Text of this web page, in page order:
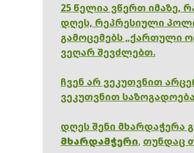
25 წელია ვწერთ იმაზე,
დღეს, რეპრესიული
გამოცემებს „ქართული
ვეღარ შევძლებთ.
ჩვენ არ ვეკუთვნით
ვეკუთვნით
დღეს შენი მხარდაჭერა
მხარდამჭერი, თუნდაც